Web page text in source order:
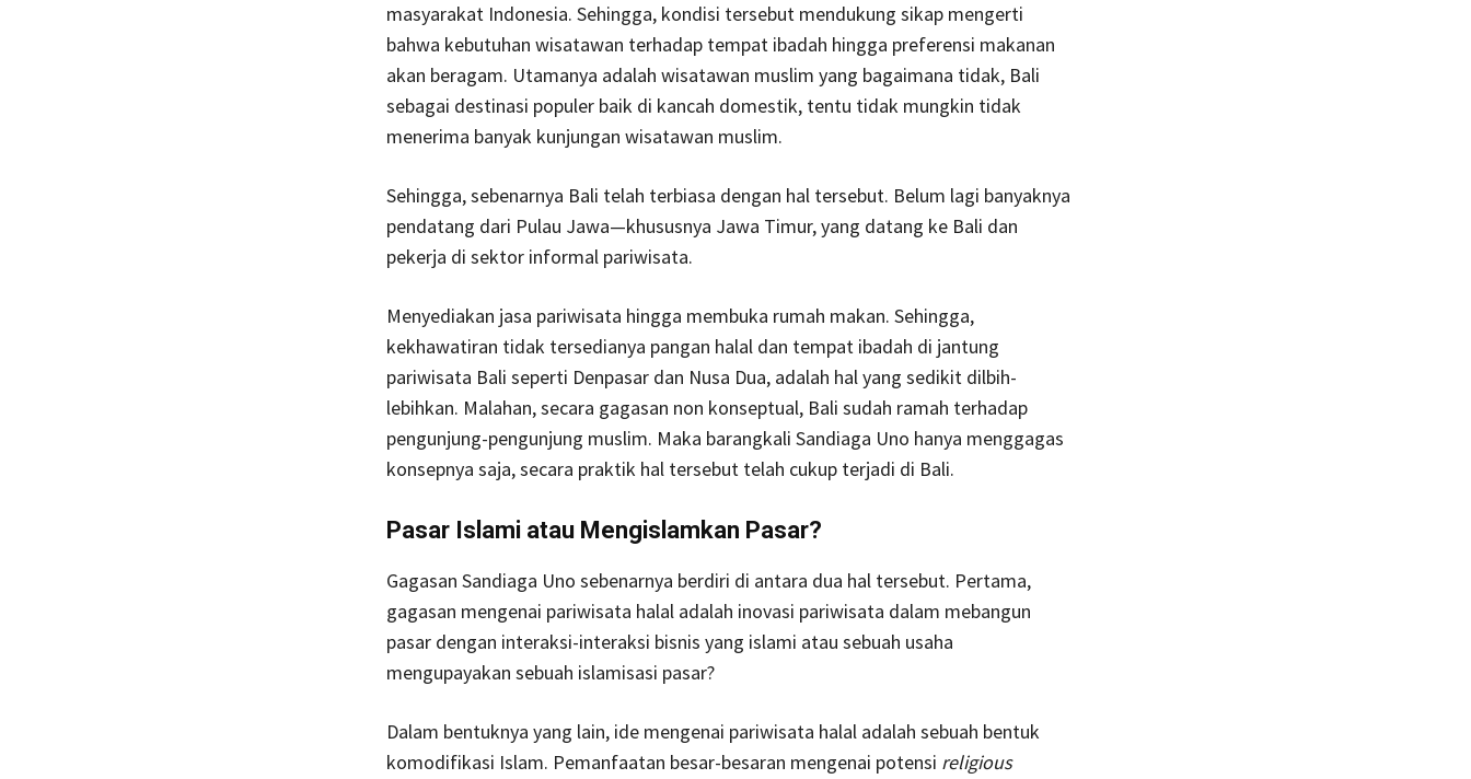
masyarakat Indonesia. Sehingga, kondisi tersebut mendukung sikap mengerti
bahwa kebutuhan wisatawan terhadap tempat ibadah hingga preferensi makanan
akan beragam. Utamanya adalah wisatawan muslim yang bagaimana tidak, Bali
sebagai destinasi populer baik di kancah domestik, tentu tidak mungkin tidak
menerima banyak kunjungan wisatawan muslim.
Sehingga, sebenarnya Bali telah terbiasa dengan hal tersebut. Belum lagi banyaknya
pendatang dari Pulau Jawa—khususnya Jawa Timur, yang datang ke Bali dan
pekerja di sektor informal pariwisata.
Menyediakan jasa pariwisata hingga membuka rumah makan. Sehingga,
kekhawatiran tidak tersedianya pangan halal dan tempat ibadah di jantung
pariwisata Bali seperti Denpasar dan Nusa Dua, adalah hal yang sedikit dilbih-
lebihkan. Malahan, secara gagasan non konseptual, Bali sudah ramah terhadap
pengunjung-pengunjung muslim. Maka barangkali Sandiaga Uno hanya menggagas
konsepnya saja, secara praktik hal tersebut telah cukup terjadi di Bali.
Pasar Islami atau Mengislamkan Pasar?
Gagasan Sandiaga Uno sebenarnya berdiri di antara dua hal tersebut. Pertama,
gagasan mengenai pariwisata halal adalah inovasi pariwisata dalam mebangun
pasar dengan interaksi-interaksi bisnis yang islami atau sebuah usaha
mengupayakan sebuah islamisasi pasar?
Dalam bentuknya yang lain, ide mengenai pariwisata halal adalah sebuah bentuk
komodifikasi Islam. Pemanfaatan besar-besaran mengenai potensi religious